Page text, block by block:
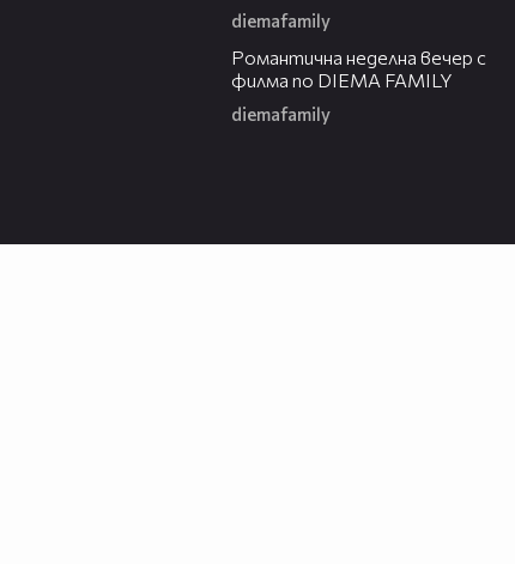
diemafamily
Романтичнa неделна вечер с
филма по DIEMA FAMILY
diemafamily